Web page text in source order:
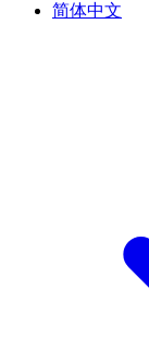
简体中文